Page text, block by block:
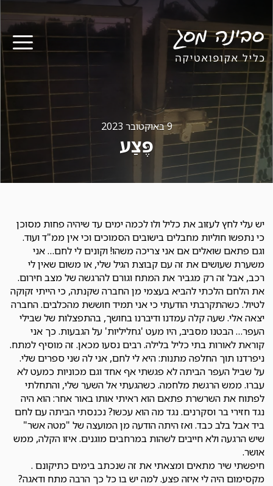
9 באוקטובר 2023
פֶּצַע
יש עלי לחץ לעזוב את כליל ולו לכמה ימים עד שיהיה פחות מסוכן
כי נתפשו חוליות מחבלים בישובים הסמוכים וכי אין ממ"ד ועוד.
וגם פתאם שואלים אם אני צריכה משהו! וקונים לי לחם… אני
משערת שעושים את זה עם קבוצת הגיל שלי, או משום שאין לי
רכב, אבל זה רק מגביר את המתח וגורם להרגשה של מצב חירום.
את הלחם הלכתי להביא בעצמי מן החברה שקנתה, כי הייתי זקוקה
לטיול. כשהתקרבתי הודעתי כי אני תמיד חוששת מהכלבים. החברה
יצאה אלי. שעה קלה עמדנו ודיברנו בחושך, בהתפצלות של שבילי
העפר… הבטנו מסביב, היו מעט 'גחליליות' על הגבעות. כך אני
קוראת לאורות בתי כליל בלילה. רבים נסעו מכאן. זה מוסיף למתח.
ניפרדנו תוך החלפה מתנות: היא לי לחם, אני לה שני ספרים שלי.
על שביל העפר הביתה לא פגשתי אף אחד וגם מכוניות כמעט לא
עברו. ממש הרגשת מלחמה. כשהגעתי אל השער שלי, והתחלתי
לפתוח את השרשרת פתאם הוא ראיתי אותו באור אחר: הוא היה
נגד חזירי בר וסקרנים. נגד מה הוא עכשו? נכנסתי הביתה עם לחם
ביד אבל בלב כבד. ואז היתה הודעה מן המועצה של "מטה אשר"
שיש הרגעה ולא חייבים לשהות במרחבים מוגנים. איזו הקלה, ממש
אושר.
חיפשתי שיר מתאים ומצאתי את זה שנכתב בימים כתיקונם .
מקסימום היה לי איזה פצע. למה יש בו כל כך הרבה מתח ודאגה?